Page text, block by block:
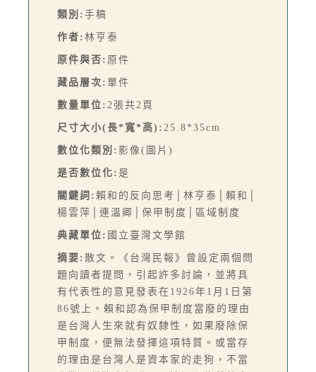
類別: 手稿
作者: 林亨泰
原件與否: 原件
藏品層次: 單件
數量單位: 2張共2頁
尺寸大小(長*寬*高): 25.8*35cm
數位化類別: 影像(圖片)
是否數位化: 是
關鍵詞: 賴和的反向思考│林亨泰│賴和│
楊雲萍│連溫卿│保甲制度│區域制度
典藏單位: 國立臺灣文學館
摘要: 散文。《台灣民報》曾設定兩個問
題向讀者提問，引起許多討論，並將具
有代表性的意見發表在1926年1月1日第
86號上。賴和認為保甲制度當廢的理由
是台灣人生來就有奴隸性，如果廢除保
甲制度，便無法發揮這項特質。或當存
的理由是台灣人是資本家的走狗，不當